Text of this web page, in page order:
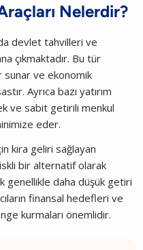
Nelerdir?
devlet tahvilleri ve
çıkmaktadır. Bu tür
sunar ve ekonomik
Ayrıca bazı yatırım
ve sabit getirili menkul
eder.
kira geliri sağlayan
bir alternatif olarak
genellikle daha düşük getiri
finansal hedefleri ve
kurmaları önemlidir.